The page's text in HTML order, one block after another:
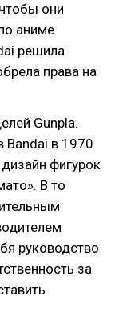
они
аниме
решила
права на
Gunpla.
Bandai в 1970
фигурок
В то
руководство
за